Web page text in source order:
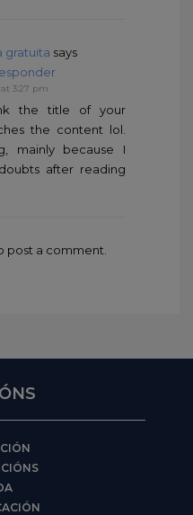
gratuita says
3:27 pm
the title of your
the content lol.
mainly because I
after reading
post a comment.